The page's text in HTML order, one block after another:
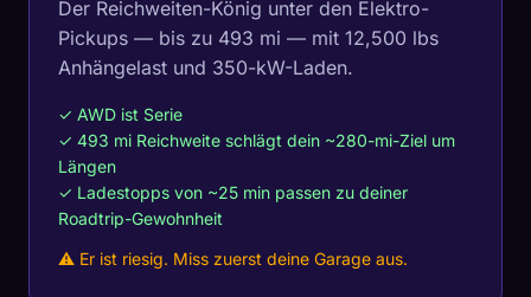
Der Reichweiten-König unter den Elektro-
Pickups — bis zu 493 mi — mit 12,500 lbs
Anhängelast und 350-kW-Laden.
✓ AWD ist Serie
✓ 493 mi Reichweite schlägt dein ~280-mi-Ziel um
Längen
✓ Ladestopps von ~25 min passen zu deiner
Roadtrip-Gewohnheit
⚠ Er ist riesig. Miss zuerst deine Garage aus.